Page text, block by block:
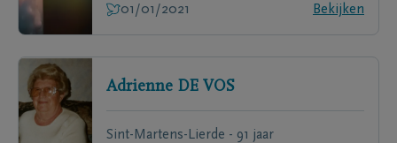
01/01/2021
Bekijken
Adrienne DE VOS
Sint-Martens-Lierde - 91 jaar